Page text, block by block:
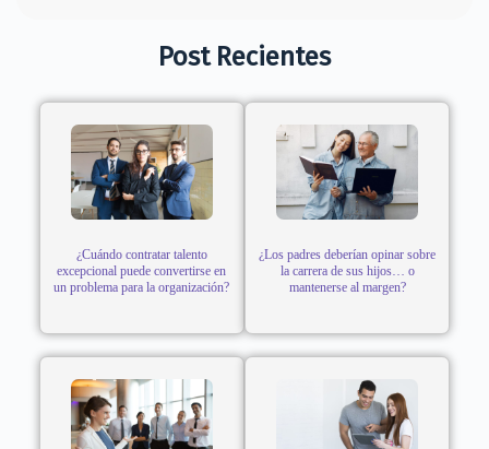
Post Recientes
¿Cuándo contratar talento
excepcional puede convertirse en
un problema para la organización?
¿Los padres deberían opinar sobre
la carrera de sus hijos… o
mantenerse al margen?